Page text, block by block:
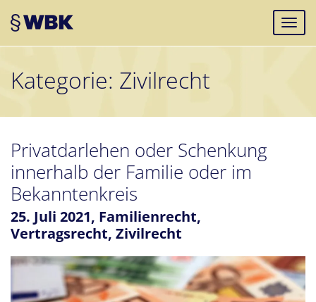
Kategorie: Zivilrecht
Privatdarlehen oder Schenkung
innerhalb der Familie oder im
Bekanntenkreis
25. Juli 2021, Familienrecht,
Vertragsrecht, Zivilrecht